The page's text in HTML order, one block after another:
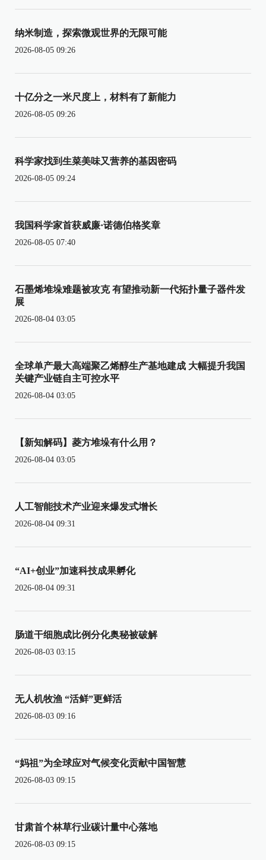
纳米制造，探索微观世界的无限可能
2026-08-05 09:26
十亿分之一米尺度上，材料有了新能力
2026-08-05 09:26
科学家找到生菜美味又营养的基因密码
2026-08-05 09:24
我国科学家首获威廉·诺德伯格奖章
2026-08-05 07:40
石墨烯堆垛难题被攻克 有望推动新一代拓扑量子器件发
展
2026-08-04 03:05
全球单产最大高端聚乙烯醇生产基地建成 大幅提升我国
关键产业链自主可控水平
2026-08-04 03:05
【新知解码】菱方堆垛有什么用？
2026-08-04 03:05
人工智能技术产业迎来爆发式增长
2026-08-04 09:31
“AI+创业”加速科技成果孵化
2026-08-04 09:31
肠道干细胞成比例分化奥秘被破解
2026-08-03 03:15
无人机牧渔 “活鲜”更鲜活
2026-08-03 09:16
“妈祖”为全球应对气候变化贡献中国智慧
2026-08-03 09:15
甘肃首个林草行业碳计量中心落地
2026-08-03 09:15